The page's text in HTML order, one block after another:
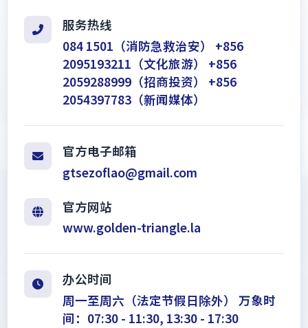
服务热线
084 1501 （消防急救治安） +856
2095193211 （文化旅游） +856
2059288999 （招商投资） +856
2054397783 （新闻媒体）
官方电子邮箱
gtsezoflao@gmail.com
官方网站
www.golden-triangle.la
办公时间
周一至周六（法定节假日除外） 万象时
间：07:30 - 11:30, 13:30 - 17:30